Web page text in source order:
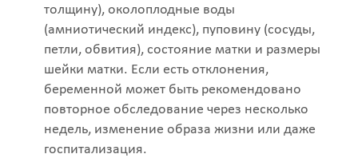
толщину), околоплодные воды
(амниотический индекс), пуповину (сосуды,
петли, обвития), состояние матки и размеры
шейки матки. Если есть отклонения,
беременной может быть рекомендовано
повторное обследование через несколько
недель, изменение образа жизни или даже
госпитализация.